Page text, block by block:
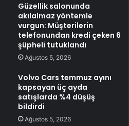
Güzellik salonunda
akılalmaz yöntemle
vurgun: Müşterilerin
telefonundan kredi çeken 6
şüpheli tutuklandı
Ağustos 5, 2026
Volvo Cars temmuz ayını
kapsayan üç ayda
satışlarda %4 düşüş
bildirdi
Ağustos 5, 2026